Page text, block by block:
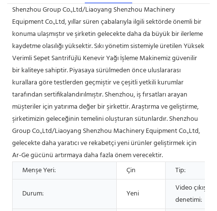
Shenzhou Group Co.,Ltd/Liaoyang Shenzhou Machinery
Equipment Co.,Ltd, yıllar süren çabalarıyla ilgili sektörde önemli bir
konuma ulaşmıştır ve şirketin gelecekte daha da büyük bir ilerleme
kaydetme olasılığı yüksektir. Sıkı yönetim sistemiyle üretilen Yüksek
Verimli Sepet Santrifüjlü Kenevir Yağı İşleme Makinemiz güvenilir
bir kaliteye sahiptir. Piyasaya sürülmeden önce uluslararası
kurallara göre testlerden geçmiştir ve çeşitli yetkili kurumlar
tarafından sertifikalandırılmıştır. Shenzhou, iş fırsatları arayan
müşteriler için yatırıma değer bir şirkettir. Araştırma ve geliştirme,
şirketimizin geleceğinin temelini oluşturan sütunlardır. Shenzhou
Group Co.,Ltd/Liaoyang Shenzhou Machinery Equipment Co.,Ltd,
gelecekte daha yaratıcı ve rekabetçi yeni ürünler geliştirmek için
Ar-Ge gücünü artırmaya daha fazla önem verecektir.
Menşe Yeri:
Çin Tip:
Durum: Yeni
Video çıkış
denetimi: